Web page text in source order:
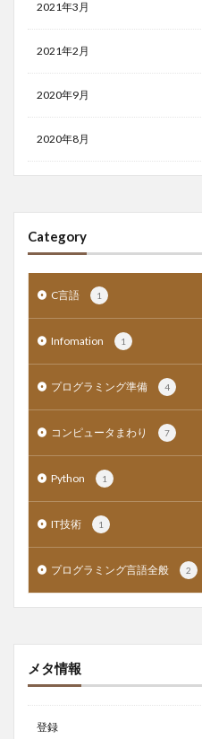
2021年3月
2021年2月
2020年9月
2020年8月
Category
C言語 1
Infomation 1
プログラミング準備 4
コンピュータまわり 7
Python 1
IT技術 1
プログラミング言語全般 2
メタ情報
登録